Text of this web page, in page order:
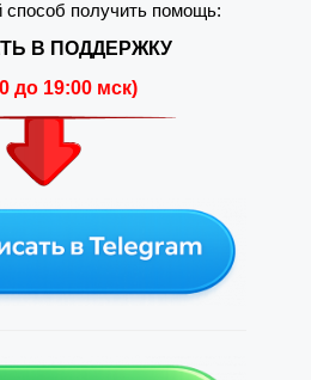
получить помощь:
В ПОДДЕРЖКУ
до 19:00 мск)